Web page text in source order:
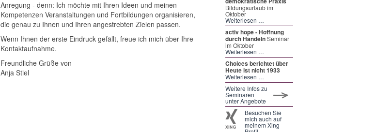
Bildungsurlaub im
Oktober
Weiterlesen …
activ hope - Hoffnung
durch HandelnSeminar
im Oktober
Weiterlesen …
Choices berichtet über
Heute ist nicht 1933
Weiterlesen …
Weitere Infos zu
Seminaren
unter Angebote
Besuchen Sie
mich auch auf
meinem Xing
Anregung - denn: Ich möchte mit Ihren Ideen und meinen
Kompetenzen Veranstaltungen und Fortbildungen organisieren,
die genau zu Ihnen und Ihren angestrebten Zielen passen.
Wenn Ihnen der erste Eindruck gefällt, freue ich mich über Ihre
Kontaktaufnahme.
Freundliche Grüße von
Anja Stiel